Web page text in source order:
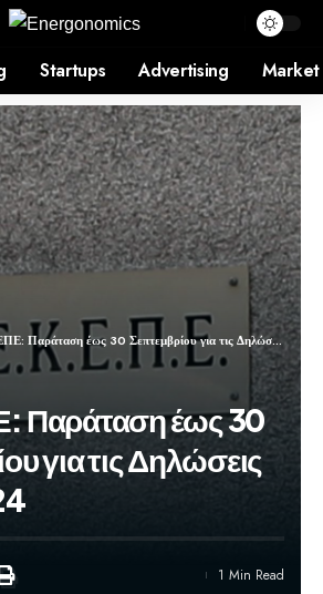
Startups Advertising Market
έως 30 Σεπτεμβρίου για τις Δηλώσεις ΟΣΔΕ 2024
Παράταση έως 30
για τις Δηλώσεις
1 Min Read